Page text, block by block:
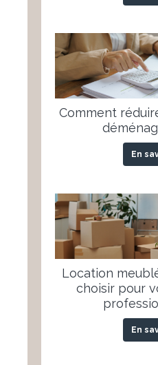
Comment
En
Location
choisir pour
En